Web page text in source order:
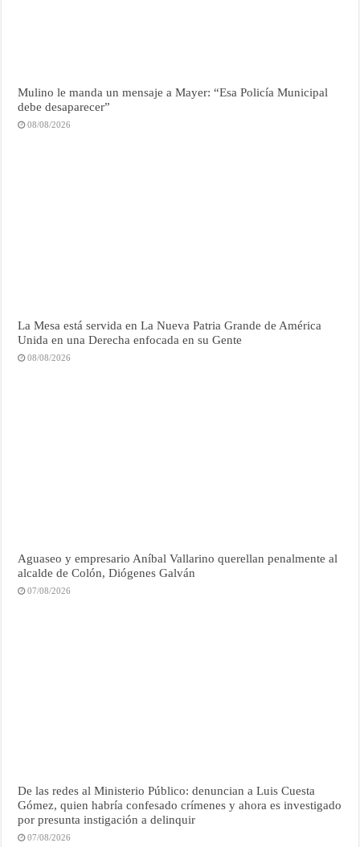
Mulino le manda un mensaje a Mayer: “Esa Policía Municipal
debe desaparecer”
08/08/2026
La Mesa está servida en La Nueva Patria Grande de América
Unida en una Derecha enfocada en su Gente
08/08/2026
Aguaseo y empresario Aníbal Vallarino querellan penalmente al
alcalde de Colón, Diógenes Galván
07/08/2026
De las redes al Ministerio Público: denuncian a Luis Cuesta
Gómez, quien habría confesado crímenes y ahora es investigado
por presunta instigación a delinquir
07/08/2026